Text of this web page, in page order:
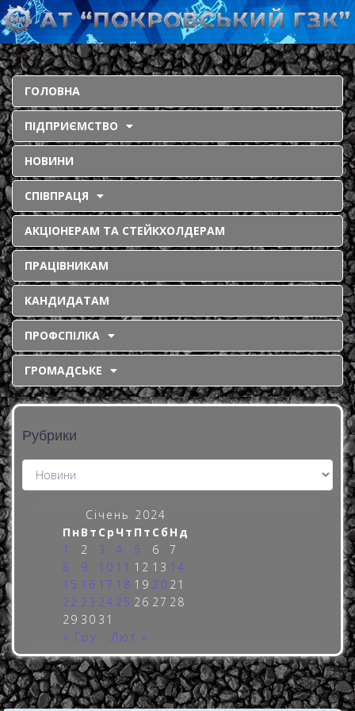
ГОЛОВНА
ПІДПРИЄМСТВО
НОВИНИ
СПІВПРАЦЯ
АКЦІОНЕРАМ ТА СТЕЙКХОЛДЕРАМ
ПРАЦІВНИКАМ
КАНДИДАТАМ
ПРОФСПІЛКА
ГРОМАДСЬКЕ
Рубрики
Січень 2024
Пн Вт Ср Чт Пт Сб Нд
1
2 3 4 5 6
7
8
9 10 11 12 13 14
15 16 17 18 19 20 21
22 23 24 25 26 27 28
29 30 31
« Гру
Лют »